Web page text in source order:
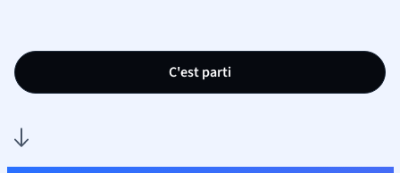
C'est parti